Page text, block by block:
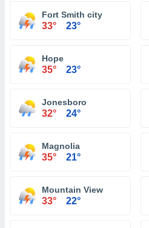
Fort Smith city
33° 23°
Hope
35° 23°
Jonesboro
32° 24°
Magnolia
35° 21°
Mountain View
33° 22°